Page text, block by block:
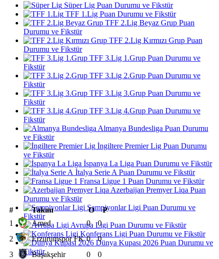
Süper Lig Puan Durumu ve Fikstür
TFF 1.Lig Puan Durumu ve Fikstür
TFF 2.Lig Beyaz Grup Puan
Durumu ve Fikstür
TFF 2.Lig Kırmızı Grup Puan
Durumu ve Fikstür
TFF 3.Lig 1.Grup Puan Durumu ve
Fikstür
TFF 3.Lig 2.Grup Puan Durumu ve
Fikstür
TFF 3.Lig 3.Grup Puan Durumu ve
Fikstür
TFF 3.Lig 4.Grup Puan Durumu ve
Fikstür
Almanya Bundesliga Puan Durumu
ve Fikstür
İngiltere Premier Lig Puan Durumu
ve Fikstür
İspanya La Liga Puan Durumu ve Fikstür
İtalya Serie A Puan Durumu ve Fikstür
Fransa Ligue 1 Puan Durumu ve Fikstür
Azerbaijan Premyer Liqa Puan
Durumu ve Fikstür
Şampiyonlar Ligi Puan Durumu ve
Fikstür
Avrupa Ligi Puan Durumu ve Fikstür
Konferans Ligi Puan Durumu ve Fikstür
Dünya Kupası 2026 Puan Durumu ve
Fikstür
# Takım O
P
1
Amed 0
0
2
Erzurumspor FK 0
0
3
Başakşehir 0
0